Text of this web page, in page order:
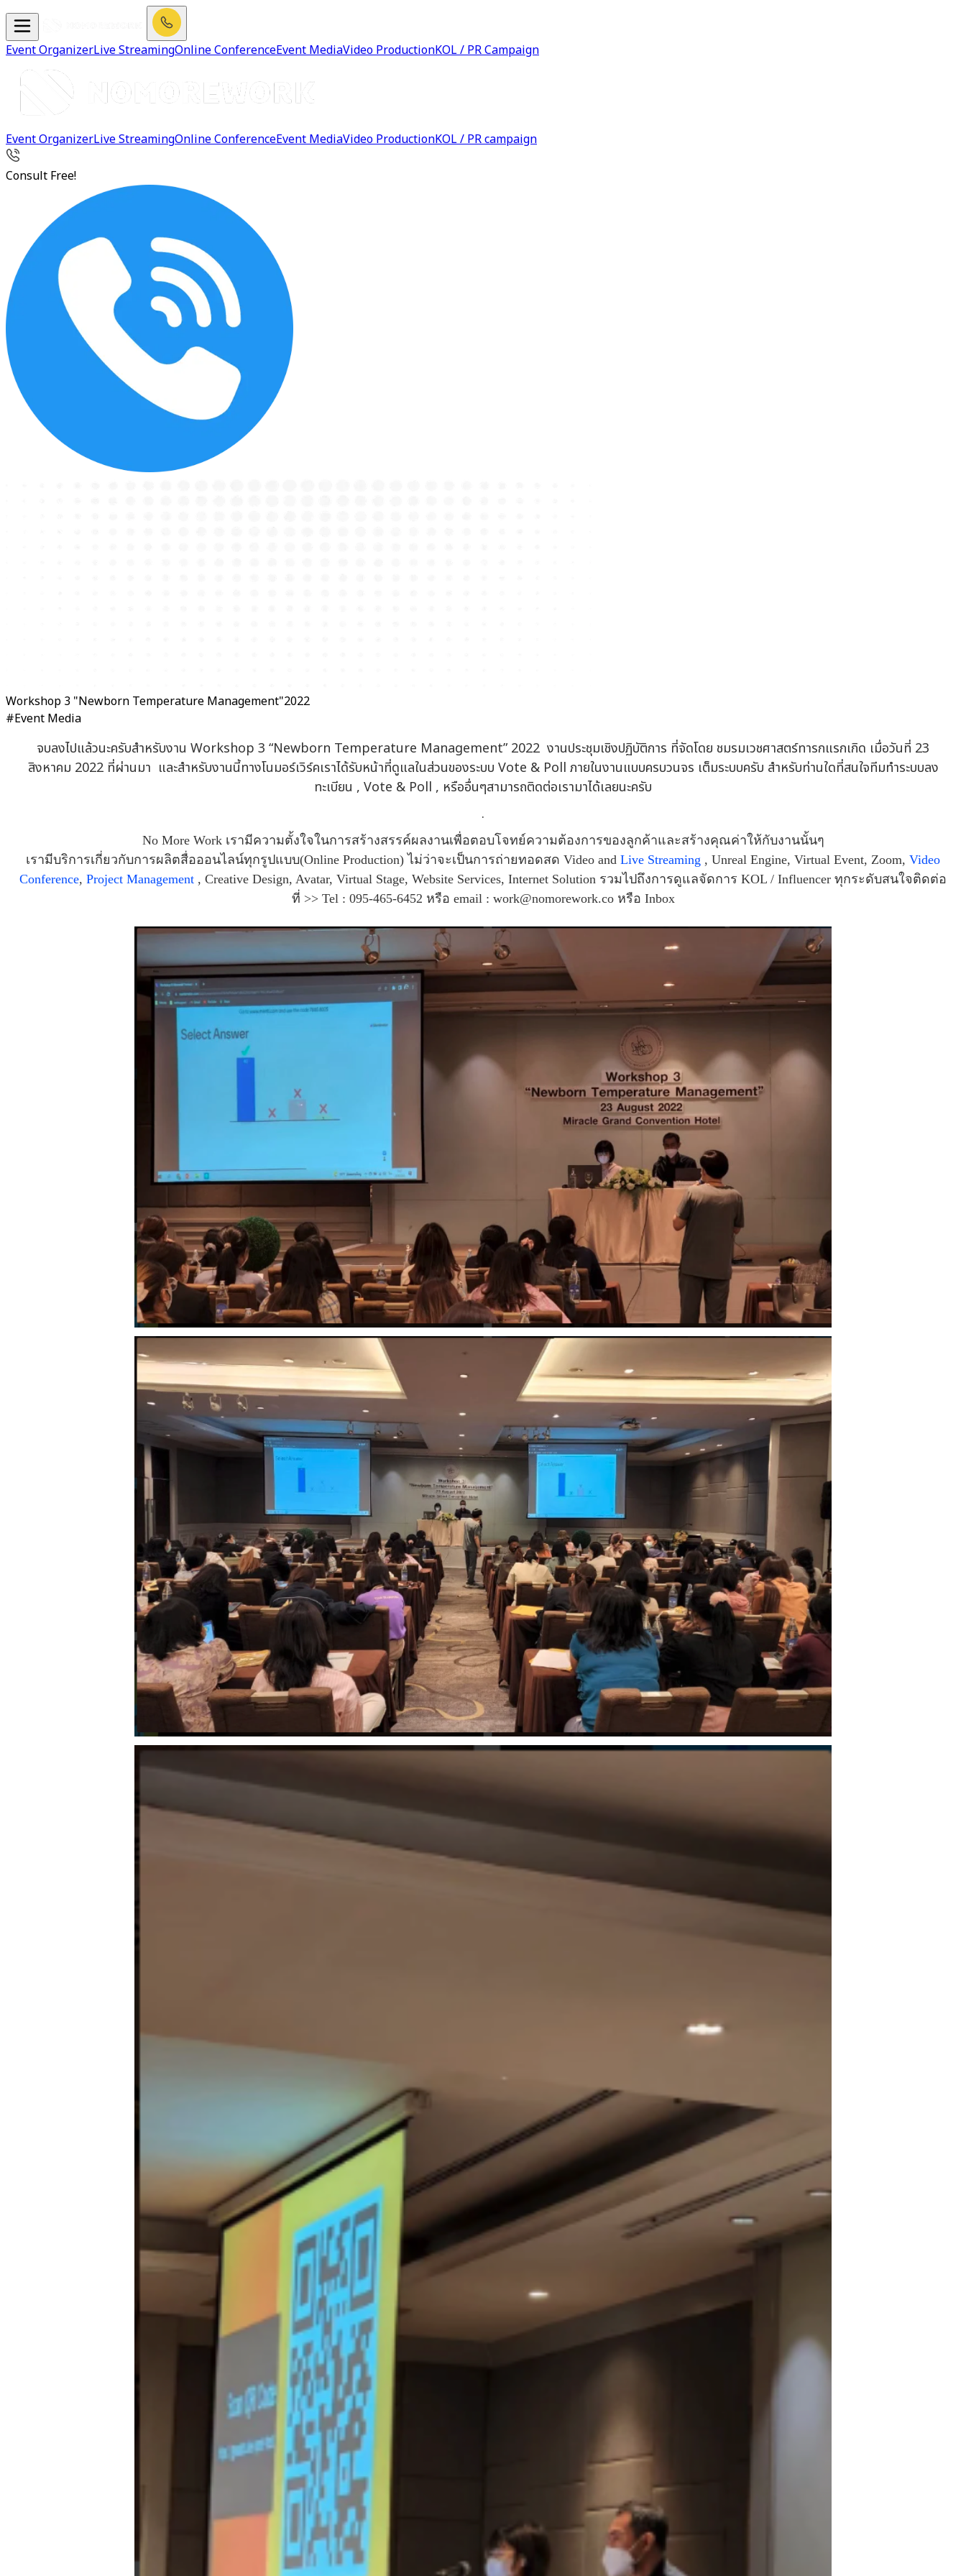
Event OrganizerLive StreamingOnline ConferenceEvent MediaVideo ProductionKOL / PR Campaign
Event OrganizerLive StreamingOnline ConferenceEvent MediaVideo ProductionKOL / PR campaign
Consult Free!
Workshop 3 "Newborn Temperature Management"2022
#Event Media
​​จบลงไปแล้วนะครับสำหรับงาน Workshop 3 “Newborn Temperature Management” 2022 งานประชุมเชิงปฏิบัติการ ที่จัดโดย ชมรมเวชศาสตร์ทารกแรกเกิด เมื่อวันที่ 23
สิงหาคม 2022 ที่ผ่านมา และสำหรับงานนี้ทางโนมอร์เวิร์คเราได้รับหน้าที่ดูแลในส่วนของระบบ Vote & Poll ภายในงานแบบครบวนจร เต็มระบบครับ สำหรับท่านใดที่สนใจทีมทำระบบลง
ทะเบียน , Vote & Poll , หรืออื่นๆสามารถติดต่อเรามาได้เลยนะครับ
.
No More Work เรามีความตั้งใจในการสร้างสรรค์ผลงานเพื่อตอบโจทย์ความต้องการของลูกค้าและสร้างคุณค่าให้กับงานนั้นๆ
เรามีบริการเกี่ยวกับการผลิตสื่อออนไลน์ทุกรูปแบบ(Online Production) ไม่ว่าจะเป็นการถ่ายทอดสด Video and Live Streaming , Unreal Engine, Virtual Event, Zoom, Video
Conference, Project Management , Creative Design, Avatar, Virtual Stage, Website Services, Internet Solution รวมไปถึงการดูแลจัดการ KOL / Influencer ทุกระดับสนใจติดต่อ
ที่ >> Tel : 095-465-6452 หรือ email : work@nomorework.co หรือ Inbox